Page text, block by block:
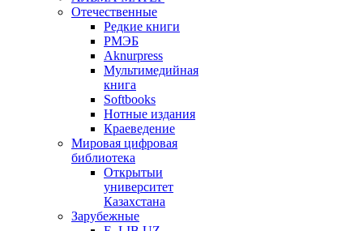
Отечественные
Редкие книги
РМЭБ
Аknurpress
Мультимедийная
книга
Softbooks
Нотные издания
Краеведение
Мировая цифровая
библиотека
Открытыи
университет
Казахстана
Зарубежные